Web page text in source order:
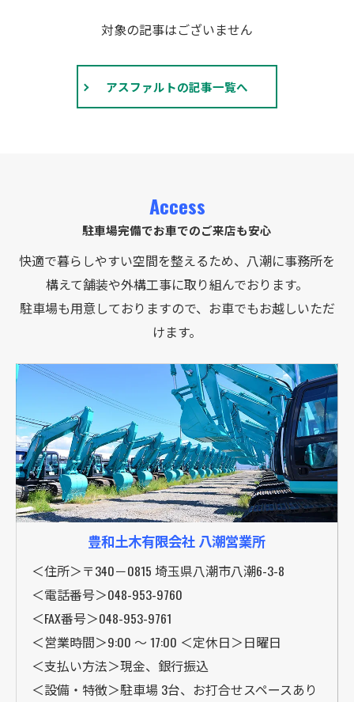
対象の記事はございません
アスファルトの記事一覧へ
駐車場完備でお車でのご来店も安心
Access
快適で暮らしやすい空間を整えるため、八潮に事務所を
構えて舗装や外構工事に取り組んでおります。
駐車場も用意しておりますので、お車でもお越しいただ
けます。
豊和土木有限会社 八潮営業所
＜住所＞〒340－0815 埼玉県八潮市八潮6-3-8
＜電話番号＞048-953-9760
＜FAX番号＞048-953-9761
＜営業時間＞9:00 〜 17:00 ＜定休日＞日曜日
＜支払い方法＞現金、銀行振込
＜設備・特徴＞駐車場 3台、お打合せスペースあり